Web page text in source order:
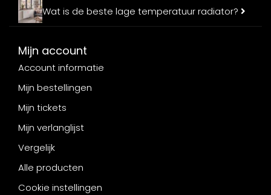
Wat is de beste lage temperatuur radiator?
Mijn account
Account informatie
Mijn bestellingen
Mijn tickets
Mijn verlanglijst
Vergelijk
Alle producten
Cookie instellingen